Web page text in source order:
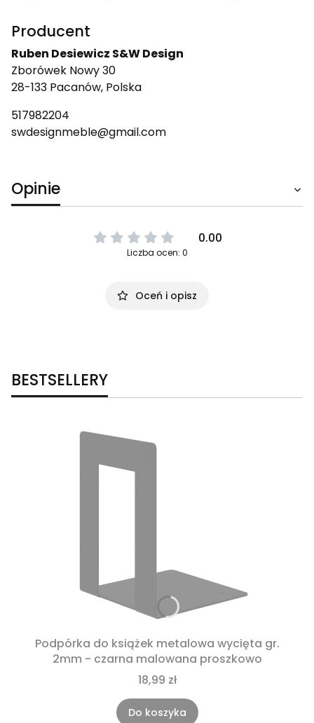
Producent
Ruben Desiewicz S&W Design
Zborówek Nowy 30
28-133 Pacanów, Polska
517982204
swdesignmeble@gmail.com
Opinie
0.00
Liczba ocen: 0
Oceń i opisz
BESTSELLERY
Podpórka do książek metalowa wycięta gr.
2mm - czarna malowana proszkowo
18,99 zł
Do koszyka